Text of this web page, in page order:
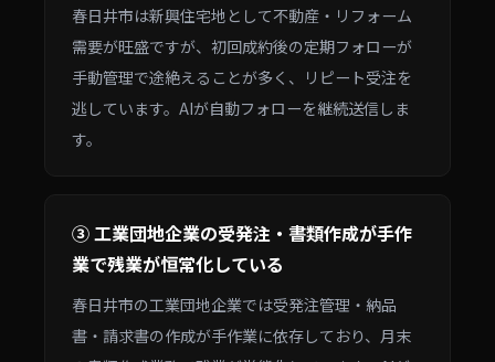
春日井市は新興住宅地として不動産・リフォーム
需要が旺盛ですが、初回成約後の定期フォローが
手動管理で途絶えることが多く、リピート受注を
逃しています。AIが自動フォローを継続送信しま
す。
③ 工業団地企業の受発注・書類作成が手作
業で残業が恒常化している
春日井市の工業団地企業では受発注管理・納品
書・請求書の作成が手作業に依存しており、月末